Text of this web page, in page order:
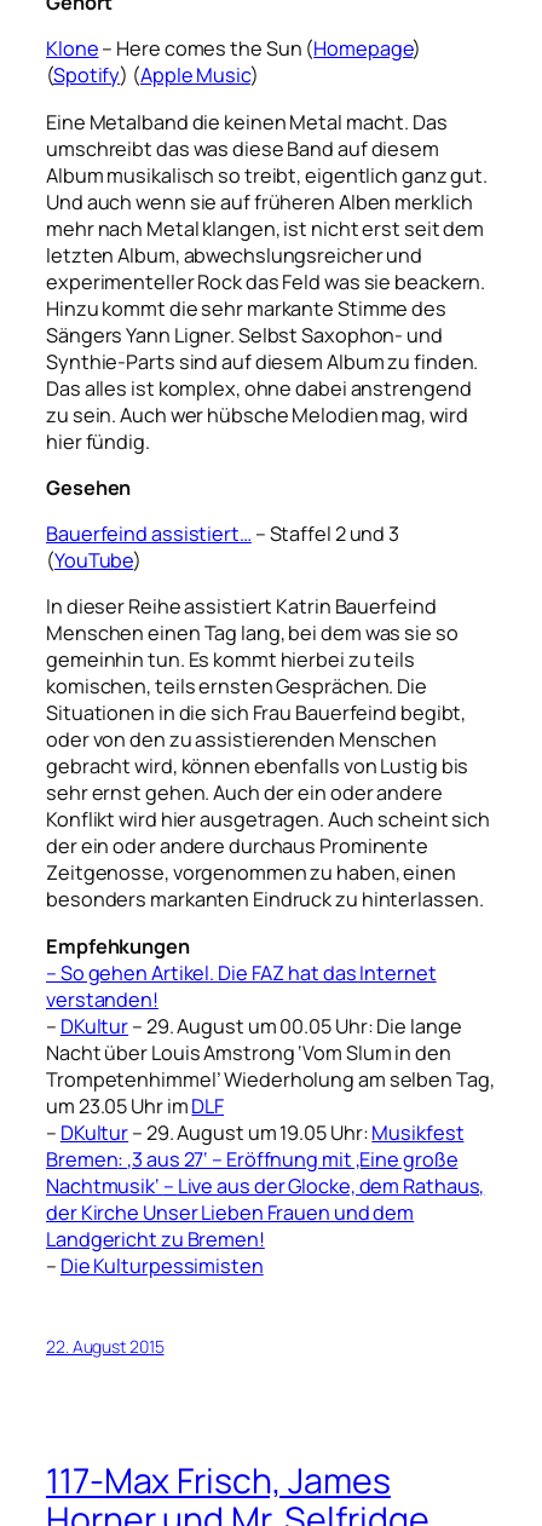
Klone– Here comes the Sun (Homepage)
(Spotify) (Apple Music)
Eine Metalband die keinen Metal macht. Das
umschreibt das was diese Band auf diesem
Album musikalisch so treibt, eigentlich ganz gut.
Und auch wenn sie auf früheren Alben merklich
mehr nach Metal klangen, ist nicht erst seit dem
letzten Album, abwechslungsreicher und
experimenteller Rock das Feld was sie beackern.
Hinzu kommt die sehr markante Stimme des
Sängers Yann Ligner. Selbst Saxophon- und
Synthie-Parts sind auf diesem Album zu finden.
Das alles ist komplex, ohne dabei anstrengend
zu sein. Auch wer hübsche Melodien mag, wird
hier fündig.
Gesehen
Bauerfeind assistiert… – Staffel 2 und 3
(YouTube)
In dieser Reihe assistiert Katrin Bauerfeind
Menschen einen Tag lang, bei dem was sie so
gemeinhin tun. Es kommt hierbei zu teils
komischen, teils ernsten Gesprächen. Die
Situationen in die sich Frau Bauerfeind begibt,
oder von den zu assistierenden Menschen
gebracht wird, können ebenfalls von Lustig bis
sehr ernst gehen. Auch der ein oder andere
Konflikt wird hier ausgetragen. Auch scheint sich
der ein oder andere durchaus Prominente
Zeitgenosse, vorgenommen zu haben, einen
besonders markanten Eindruck zu hinterlassen.
Empfehkungen
– So gehen Artikel. Die FAZ hat das Internet
verstanden!
– DKultur– 29. August um 00.05 Uhr: Die lange
Nacht über Louis Amstrong ‘Vom Slum in den
Trompetenhimmel’ Wiederholung am selben Tag,
um 23.05 Uhr imDLF
– DKultur– 29. August um 19.05 Uhr:Musikfest
Bremen: ‚3 aus 27‘ – Eröffnung mit ‚Eine große
Nachtmusik‘ – Live aus der Glocke, dem Rathaus,
der Kirche Unser Lieben Frauen und dem
Landgericht zu Bremen!
– Die Kulturpessimisten
22. August 2015
117-Max Frisch, James